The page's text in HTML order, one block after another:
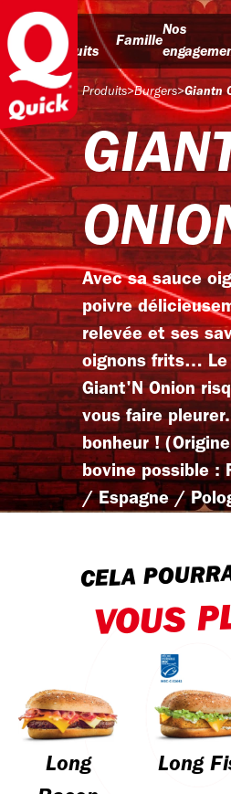
Nos
produits
Famille
Nos
Produits>Burgers>Giantn
Avec sa sauce
poivre
relevée et ses
oignons frits… Le
Giant'N Onion
vous faire
bonheur !
bovine possible :
/ Espagne /
CELA
VOUS
Long
Long